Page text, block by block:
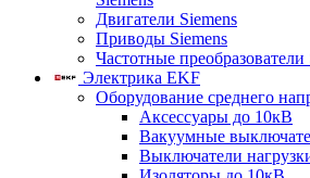
Двигатели Siemens
Приводы Siemens
Частотные преобразователи
Электрика EKF
Оборудование среднего
Аксессуары до 10кВ
Вакуумные
Выключатели